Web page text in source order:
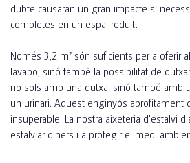
dubte causaran un gran impacte si
completes en un espai reduït.
Només 3,2 m² són suficients per a oferir
lavabo, sinó també la possibilitat de
no sols amb una dutxa, sinó també amb
un urinari. Aquest enginyós
insuperable. La nostra aixeteria d'estalvi
estalviar diners i a protegir el medi